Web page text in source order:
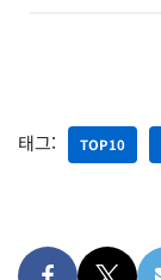
태그: TOP10